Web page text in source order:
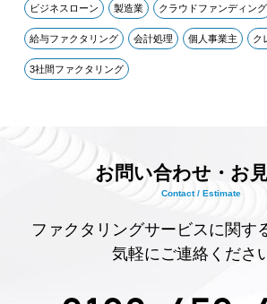
ビジネスローン 製造業 クラウドファンディング
給与ファクタリング 会計処理 個人事業主 ク
3社間ファクタリング
お問い合わせ・お
Contact / Estimate
ファクタリングサービスに関す
気軽にご連絡くださ